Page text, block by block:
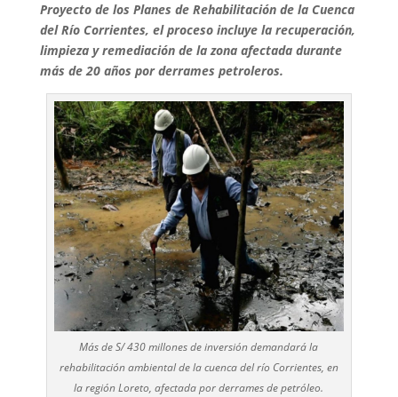
Proyecto de los Planes de Rehabilitación de la Cuenca
del Río Corrientes, el proceso incluye la recuperación,
limpieza y remediación de la zona afectada durante
más de 20 años por derrames petroleros.
Más de S/ 430 millones de inversión demandará la
rehabilitación ambiental de la cuenca del río Corrientes, en
la región Loreto, afectada por derrames de petróleo.